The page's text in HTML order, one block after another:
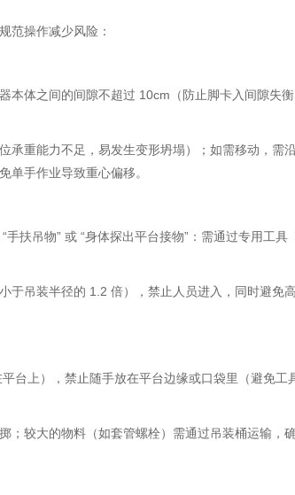
范操作减少风险：
本体之间的间隙不超过 10cm（防止脚卡入间隙失
重能力不足，易发生变形坍塌）；如需移动，需
单手作业导致重心偏移。
扶吊物” 或 “身体探出平台接物”：需通过专用工具
于吊装半径的 1.2 倍），禁止人员进入，同时避免
台上），禁止随手放在平台边缘或口袋里（避免工
；较大的物料（如套管螺栓）需通过吊装桶运输，